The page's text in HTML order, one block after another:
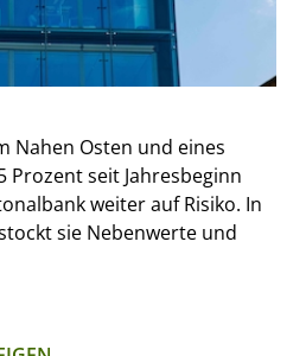
Nahen Osten und eines
Prozent seit Jahresbeginn
weiter auf Risiko. In
sie Nebenwerte und